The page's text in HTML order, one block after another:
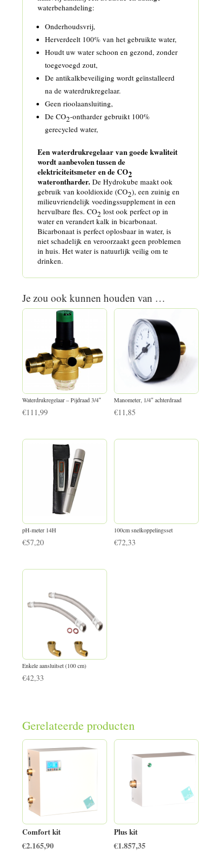
waterbehandeling:
Onderhoudsvrij,
Herverdeelt 100% van het gebruikte water,
Houdt uw water schoon en gezond, zonder
toegevoegd zout,
De antikalkbeveiliging wordt geïnstalleerd
na de waterdrukregelaar.
Geen rioolaansluiting,
De CO2-ontharder gebruikt 100%
gerecycled water,
Een waterdrukregelaar van goede kwaliteit
wordt aanbevolen tussen de
elektriciteitsmeter en de CO2
waterontharder. De Hydrokube maakt ook
gebruik van kooldioxide (CO2), een zuinig en
milieuvriendelijk voedingssupplement in een
hervulbare fles. CO2 lost ook perfect op in
water en verandert kalk in bicarbonaat.
Bicarbonaat is perfect oplosbaar in water, is
niet schadelijk en veroorzaakt geen problemen
in huis. Het water is natuurlijk veilig om te
drinken.
Je zou ook kunnen houden van …
Waterdrukregelaar – Pijdraad 3/4″
€111,99
Manometer, 1/4″ achterdraad
€11,85
pH-meter 14H
€57,20
100cm snelkoppelingsset
€72,33
Enkele aansluitset (100 cm)
€42,33
Gerelateerde producten
Comfort kit
€2.165,90
Plus kit
€1.857,35